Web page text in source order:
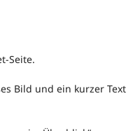
Seite.
Bild und ein kurzer Text